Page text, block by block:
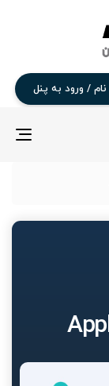
نام / ورود به پنل